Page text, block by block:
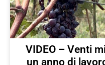
VIDEO – Venti
un anno di